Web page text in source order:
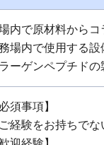
内で原材料から
場内で使用する
ーゲンペプチド
必須事項】
ご経験をお持ちで